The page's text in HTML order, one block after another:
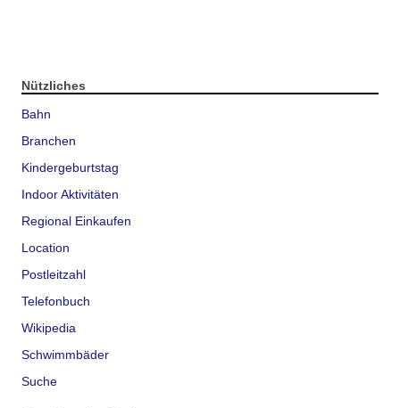
Nützliches
Bahn
Branchen
Kindergeburtstag
Indoor Aktivitäten
Regional Einkaufen
Location
Postleitzahl
Telefonbuch
Wikipedia
Schwimmbäder
Suche